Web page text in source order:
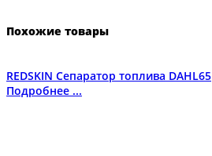
Похожие товары
REDSKIN Сепаратор топлива DAHL65
Подробнее ...